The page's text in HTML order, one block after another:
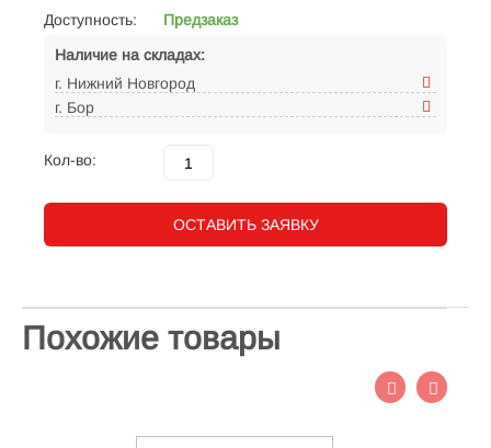
Доступность:
Предзаказ
Наличие на складах:
г. Нижний Новгород
г. Бор
Кол-во:
ОСТАВИТЬ ЗАЯВКУ
Похожие товары